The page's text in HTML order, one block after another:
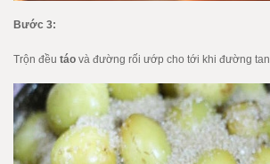
Bước 3:
Trộn đều táo và đường rối ướp cho tới khi đường tan